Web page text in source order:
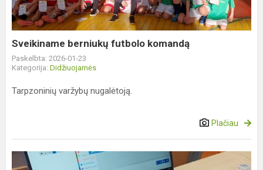
Sveikiname berniukų futbolo komandą
Paskelbta: 2026-01-23
Kategorija: Didžiuojamės
Tarpzoninių varžybų nugalėtoją.
Plačiau
Svečiai